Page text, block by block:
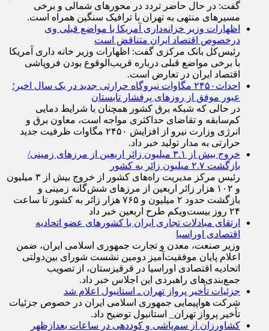
گفت: در حال حاضر تردد در محورهای شمالی و برخی
مسیرهای منتهی به تهران با ترافیک سنگین همراه است.
اظهارات وزیر خزانه‌داری آمریکا با مواضع قبلی وی
درخصوص اقتصاد ایران متناقض است
رئیس‌کل بانک مرکزی گفت: اظهارات وزیر خانه داری آمریکا
با برخی مواضع قبلی درباره قریب‌الوقوع بودن فروپاشی
اقتصاد ایران در تعارض است.
احداث۲۴۵۰ مگاوات نیروگاه حرارتی جدید در یک سال اخیر؛
عبور موفق از روز‌های پرفشار تابستان
در حالی که شبکه برق کشور همچنان با شرایط دمایی
کم‌سابقه و تقاضای حداکثری مواجه است، معاون برق و
انرژی وزارت نیرو از افزایش ۲۴۵۰ مگاوات ظرفیت جدید
حرارتی به مدار تولید خبر داد.
خروج بیش از ۳.۱ میلیون زائر اربعین از مرزهای زمینی/
بازگشت ۲.۷ میلیون زائر به کشور
رئیس مرکز مدیریت راه‌های کشور از خروج بیش از ۳ میلیون
و ۱۰۲ هزار زائر اربعین از مرزهای شش‌گانه زمینی و
بازگشت حدود ۲ میلیون و ۷۶۵ هزار زائر به کشور تا ساعت
۲۴ روز بیست‌ویکم طرح اربعین خبر داد
ارتقای مبادلات تجاری ایران با کشور‌های عضو اتحادیه
اقتصادی اوراسیا
وزیر صنعت، معدن و تجارت جمهوری اسلامی ایران، ضمن
اعلام پایان موفقیت‌آمیز دومین نشست شورای بین‌دولتی
اتحادیه اقتصادی اوراسیا در قرقیزستان، از تصویب
جمع‌بندی‌های راهبردی این اجلاس خبر داد.
جزئیات تأخیر پرواز تهران ـ استانبول اعلام شد
شرکت هواپیمایی جمهوری اسلامی ایران در خصوص جزئیات
تأخیر پرواز تهران_ استانبول توضیح داد.
کشاورزان از سم‌پاشی و کوددهی در ساعات بعدازظهر